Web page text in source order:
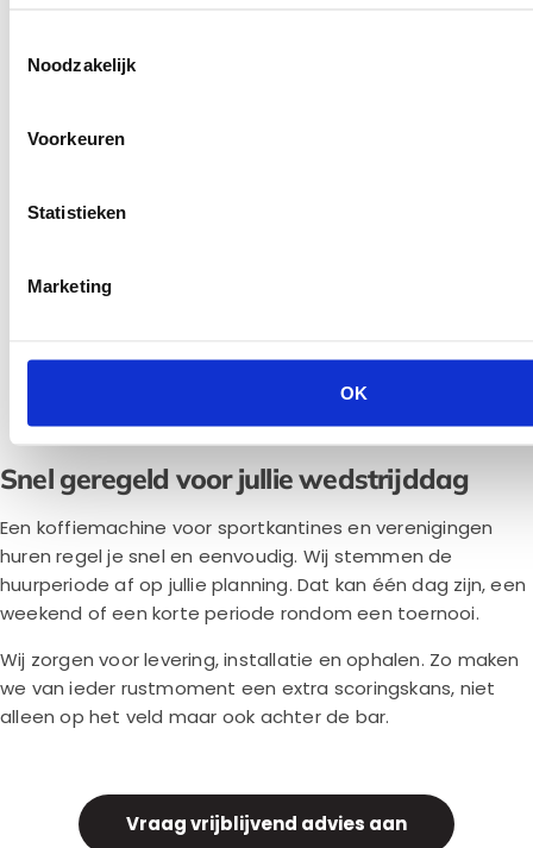
Noodzakelijk
Voorkeuren
Statistieken
Marketing
OK
Snel geregeld voor jullie wedstrijddag
Een koffiemachine voor sportkantines en verenigingen
huren regel je snel en eenvoudig. Wij stemmen de
huurperiode af op jullie planning. Dat kan één dag zijn, een
weekend of een korte periode rondom een toernooi.
Wij zorgen voor levering, installatie en ophalen. Zo maken
we van ieder rustmoment een extra scoringskans, niet
alleen op het veld maar ook achter de bar.
Vraag vrijblijvend advies aan